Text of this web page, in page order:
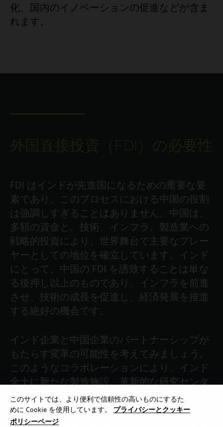
このサイトでは、より便利で信頼性の高いものにするた
めに Cookie を使用しています。 プライバシーとクッキー
ポリシーページ
化、国内のイノベーションの促進などが含ま
れます。
FDI はインドが先進国になるための重要な要
素であり、このプロセスにおける中国の役割
は強調しすぎることはありません。中国は、
多額の資金と、技術、インフラ、製造業への
戦略的投資により、世界舞台で主要なプレー
ヤーとしての地位を確立しています。インド
にとって、中国の FDI を誘致することは単な
る後押し以上のものであり、インフラを前進
させ、技術の成長を促進し、経済発展を推進
する絶好の機会です。
インド企業と中国企業のパートナーシップが
もたらす変革の可能性を考えてみましょう。
このようなコラボレーションにより、インド
全土に新たな製造施設、革新的な研究センタ
ー、合理化されたサプライチェーンが設立さ
れる可能性があります。これらの合弁事業
は、新たな資産を構築するだけでなく、貴重